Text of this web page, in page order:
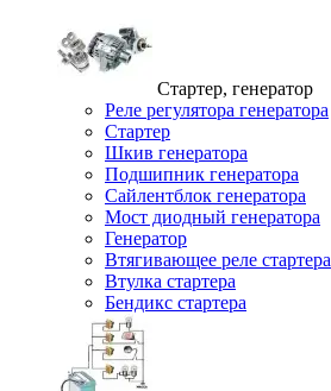
Стартер, генератор
Реле регулятора генератора
Стартер
Шкив генератора
Подшипник генератора
Сайлентблок генератора
Мост диодный генератора
Генератор
Втягивающее реле стартера
Втулка стартера
Бендикс стартера